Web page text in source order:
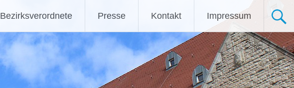
Bezirksverordnete Presse Kontakt Impressum